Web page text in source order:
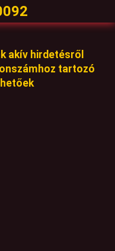
akív hirdetésről
tartozó